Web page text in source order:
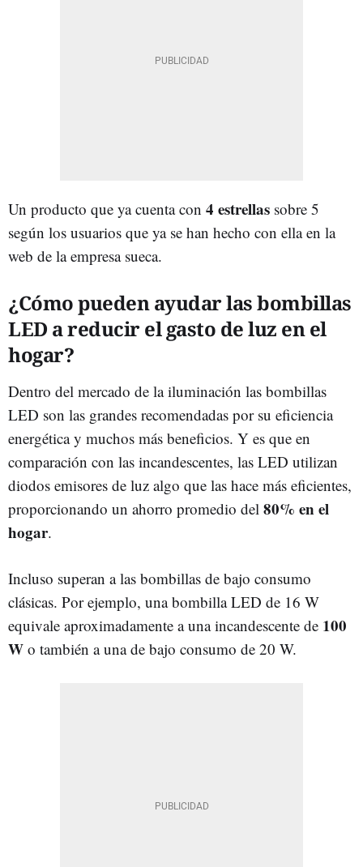
Un producto que ya cuenta con 4 estrellas sobre 5
según los usuarios que ya se han hecho con ella en la
web de la empresa sueca.
¿Cómo pueden ayudar las bombillas
LED a reducir el gasto de luz en el
hogar?
Dentro del mercado de la iluminación las bombillas
LED son las grandes recomendadas por su eficiencia
energética y muchos más beneficios. Y es que en
comparación con las incandescentes, las LED utilizan
diodos emisores de luz algo que las hace más eficientes,
proporcionando un ahorro promedio del 80% en el
hogar.
Incluso superan a las bombillas de bajo consumo
clásicas. Por ejemplo, una bombilla LED de 16 W
equivale aproximadamente a una incandescente de 100
W o también a una de bajo consumo de 20 W.